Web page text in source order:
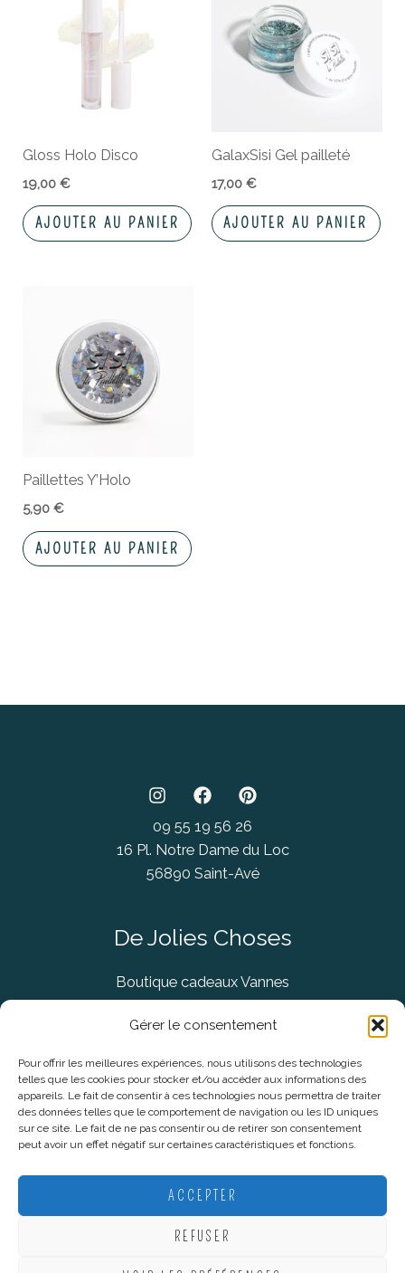
Gérer le consentement
Pour offrir les meilleures expériences, nous utilisons des technologies
telles que les cookies pour stocker et/ou accéder aux informations des
appareils. Le fait de consentir à ces technologies nous permettra de traiter
des données telles que le comportement de navigation ou les ID uniques
sur ce site. Le fait de ne pas consentir ou de retirer son consentement
peut avoir un effet négatif sur certaines caractéristiques et fonctions.
ACCEPTER
REFUSER
Gloss Holo Disco
19,00€
AJOUTER AU PANIER
GalaxSisi Gel pailleté
17,00 €
AJOUTER AU PANIER
Paillettes Y’Holo
5,90€
AJOUTER AU PANIER
09 55 19 56 26
16 Pl. Notre Dame du Loc
56890 Saint-Avé
De Jolies Choses
Boutique cadeaux Vannes
Concept Store Vannes
Informations légales
CGV
Politique De Confidentialité
Plan du site